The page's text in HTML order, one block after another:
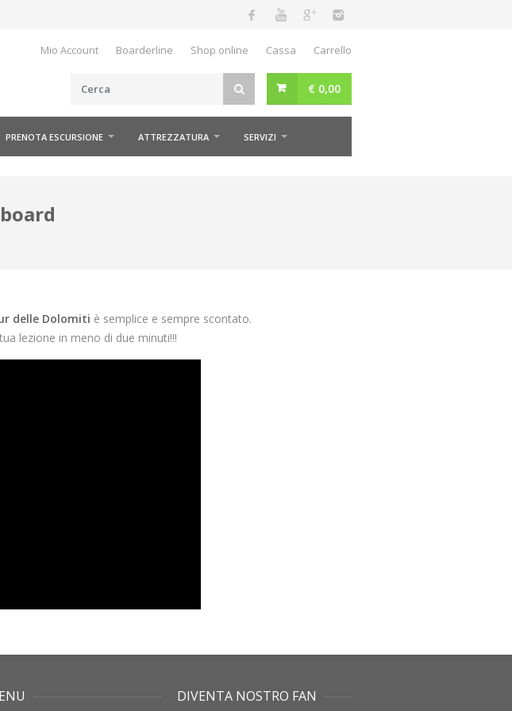
Mio Account Boarderline Shop online Cassa Carrello
€ 0,00
PRENOTA ESCURSIONE ATTREZZATURA SERVIZI
delle Dolomiti è semplice e sempre scontato.
lezione in meno di due minuti!!!
DIVENTA NOSTRO FAN